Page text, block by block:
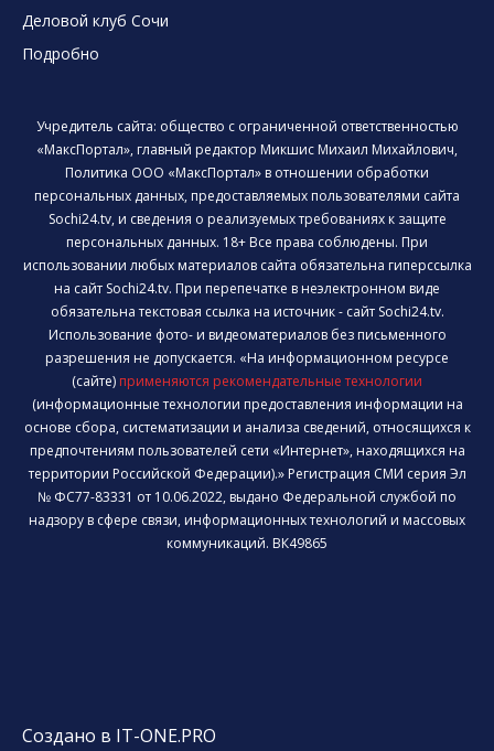
Деловой клуб Сочи
Подробно
Учредитель сайта: общество с ограниченной ответственностью
«МаксПортал», главный редактор Микшис Михаил Михайлович,
Политика ООО «МаксПортал» в отношении обработки
персональных данных, предоставляемых пользователями сайта
Sochi24.tv, и сведения о реализуемых требованиях к защите
персональных данных. 18+ Все права соблюдены. При
использовании любых материалов сайта обязательна гиперссылка
на сайт Sochi24.tv. При перепечатке в неэлектронном виде
обязательна текстовая ссылка на источник - сайт Sochi24.tv.
Использование фото- и видеоматериалов без письменного
разрешения не допускается. «На информационном ресурсе
(сайте) применяются рекомендательные технологии
(информационные технологии предоставления информации на
основе сбора, систематизации и анализа сведений, относящихся к
предпочтениям пользователей сети «Интернет», находящихся на
территории Российской Федерации).» Регистрация СМИ серия Эл
№ ФС77-83331 от 10.06.2022, выдано Федеральной службой по
надзору в сфере связи, информационных технологий и массовых
коммуникаций. ВК49865
Создано в IT-ONE.PRO